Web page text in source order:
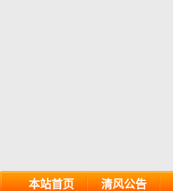
本站首页 清风公告